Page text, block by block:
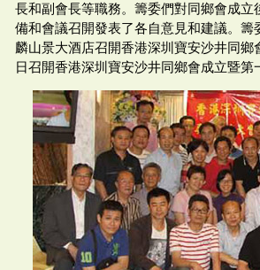
長和副會長等職務。籌委們對同鄉會成
備和會議召開發表了各自意見和建議。
麟山景大酒店召開香港深圳寶安沙井同
日召開香港深圳寶安沙井同鄉會成立暨第